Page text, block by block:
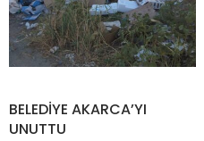
BELEDİYE AKARCA’YI
UNUTTU